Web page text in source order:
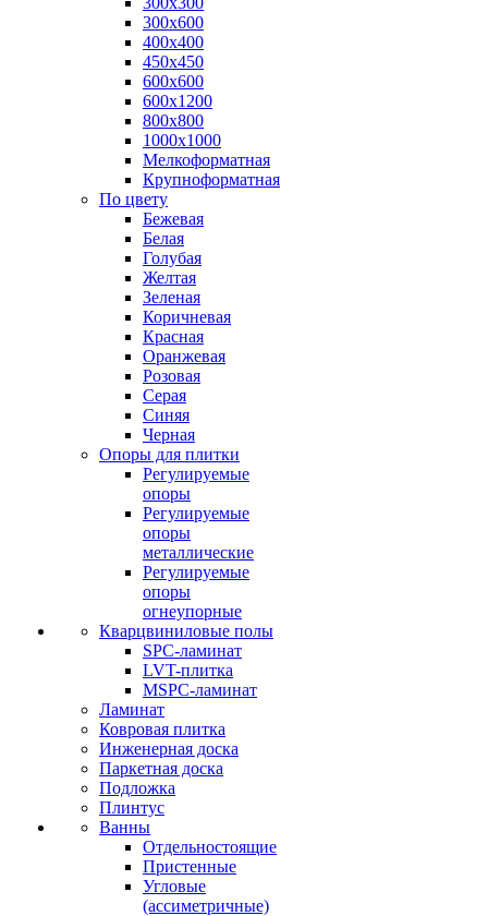
300х600
400х400
450х450
600х600
600х1200
800х800
1000х1000
Мелкоформатная
Крупноформатная
По цвету
Бежевая
Белая
Голубая
Желтая
Зеленая
Коричневая
Красная
Оранжевая
Розовая
Серая
Синяя
Черная
Опоры для плитки
Регулируемые
опоры
Регулируемые
опоры
металлические
Регулируемые
опоры
огнеупорные
Кварцвиниловые полы
SPC-ламинат
LVT-плитка
MSPC-ламинат
Ламинат
Ковровая плитка
Инженерная доска
Паркетная доска
Подложка
Плинтус
Ванны
Отдельностоящие
Пристенные
Угловые
(ассиметричные)